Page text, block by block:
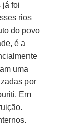
já foi
rios
do povo
é a
uma
por
Em